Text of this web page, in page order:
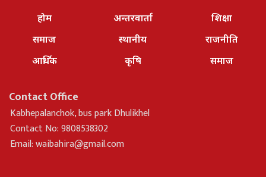
होम
समाज
आर्थिक
अन्तरवार्ता
स्थानीय
कृषि
शिक्षा
राजनीति
समाज
Contact Office
Kabhepalanchok, bus park Dhulikhel
Contact No: 9808538302
Email:waibahira@gmail.com